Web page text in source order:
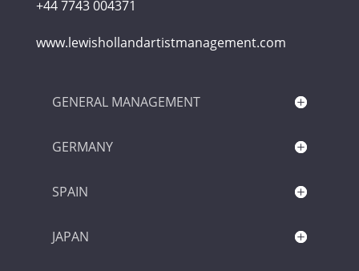
+44 7743 004371
www.lewishollandartistmanagement.com
GENERAL MANAGEMENT
GERMANY
SPAIN
JAPAN